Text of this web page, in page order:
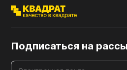
Подписаться на